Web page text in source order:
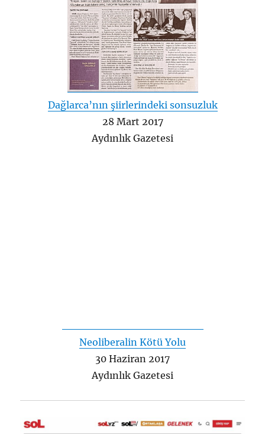
Dağlarca’nın şiirlerindeki sonsuzluk
28 Mart 2017
Aydınlık Gazetesi
Neoliberalin Kötü Yolu
30 Haziran 2017
Aydınlık Gazetesi